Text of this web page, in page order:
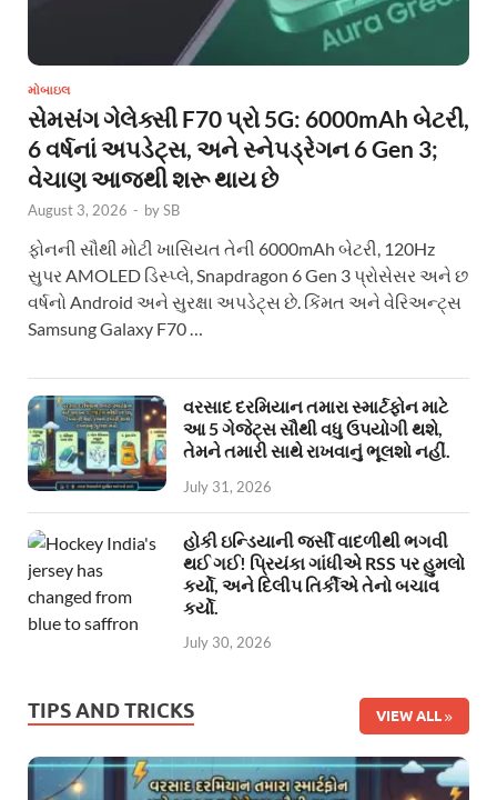
મોબાઇલ
સેમસંગ ગેલેક્સી F70 પ્રો 5G: 6000mAh બેટરી,
6 વર્ષનાં અપડેટ્સ, અને સ્નેપડ્રેગન 6 Gen 3;
વેચાણ આજથી શરૂ થાય છે
August 3, 2026 - bySB
ફોનની સૌથી મોટી ખાસિયત તેની 6000mAh બેટરી, 120Hz
સુપર AMOLED ડિસ્પ્લે, Snapdragon 6 Gen 3 પ્રોસેસર અને છ
વર્ષનો Android અને સુરક્ષા અપડેટ્સ છે. કિંમત અને વેરિઅન્ટ્સ
Samsung Galaxy F70 …
વરસાદ દરમિયાન તમારા સ્માર્ટફોન માટે
આ 5 ગેજેટ્સ સૌથી વધુ ઉપયોગી થશે,
તેમને તમારી સાથે રાખવાનું ભૂલશો નહીં.
July 31, 2026
હોકી ઇન્ડિયાની જર્સી વાદળીથી ભગવી
થઈ ગઈ! પ્રિયંકા ગાંધીએ RSS પર હુમલો
કર્યો, અને દિલીપ તિર્કીએ તેનો બચાવ
કર્યો.
July 30, 2026
TIPS AND TRICKS VIEW ALL